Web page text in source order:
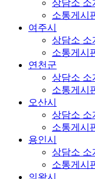
상담소 소
소통게시
여주시
상담소 소
소통게시
연천군
상담소 소
소통게시
오산시
상담소 소
소통게시
용인시
상담소 소
소통게시